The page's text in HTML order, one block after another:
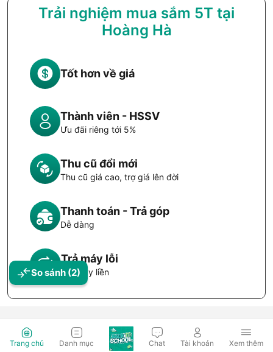
So sánh (2)
Trải nghiệm mua sắm 5T tại
Hoàng Hà
Tốt hơn về giá
Thành viên - HSSV
Ưu đãi riêng tới 5%
Thu cũ đổi mới
Thu cũ giá cao, trợ giá lên đời
Thanh toán - Trả góp
Dễ dàng
Trả máy lỗi
Đổi máy liền
Trang chủ Danh mục Chat Tài khoản Xem thêm